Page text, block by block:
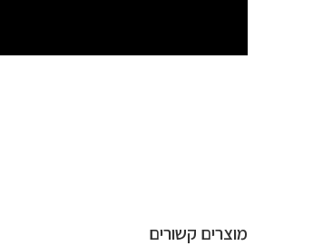
מוצרים קשורים